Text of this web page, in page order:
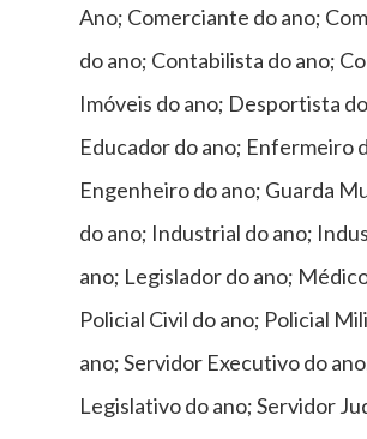
Ano; Comerciante do ano;
do ano; Contabilista do ano;
Imóveis do ano; Desportista
Educador do ano; Enfermeiro
Engenheiro do ano; Guarda
do ano; Industrial do ano;
ano; Legislador do ano;
Policial Civil do ano; Policial
ano; Servidor Executivo do
Legislativo do ano; Servidor